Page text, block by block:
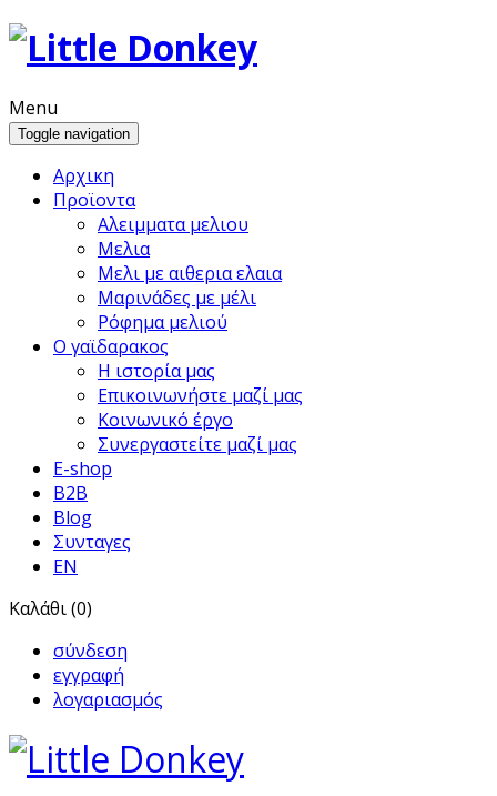
Menu
Toggle navigation
Αρχικη
Προϊoντα
Αλειμματα μελιου
Μελια
Μελι με αιθερια ελαια
Μαρινάδες με μέλι
Ρόφημα μελιού
Ο γαϊδαρακος
Η ιστορία μας
Επικοινωνήστε μαζί μας
Κοινωνικό έργο
Συνεργαστείτε μαζί μας
E-shop
B2B
Blog
Συνταγες
EN
Καλάθι (0)
σύνδεση
εγγραφή
λογαριασμός